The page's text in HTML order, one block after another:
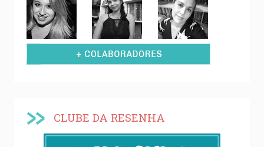
CLUBE DA RESENHA